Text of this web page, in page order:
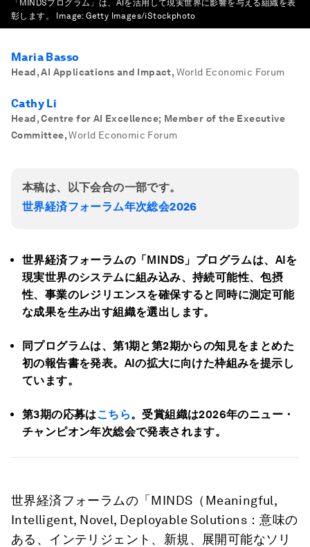
「MINDSプログラム」は、AIを活用して現実世界に影響を与える組織を表
彰します。
Image:Getty Images/iStockphoto
Maria Basso
Head, AI Applications and Impact, World Economic Forum
Cathy Li
Head, Centre for AI Excellence; Member of the Executive
Committee, World Economic Forum
本稿は、以下会合の一部です。
世界経済フォーラム年次総会2026
世界経済フォーラムの「MINDS 」プログラムは、AIを
現実世界のシステムに組み込み、持続可能性、包摂
性、事業のレジリエンスを確保すると同時に測定可能
な成果を生み出す組織を選出します。
同プログラムは、第1期と第2期からの知見をまとめた
初の報告書を発表。AIの拡大に向けた枠組みを提示し
ています。
第3期の応募はこちら。受賞組織は2026年のニュー・
チャンピオン年次総会で発表されます。
世界経済フォーラムの「MINDS（Meaningful,
Intelligent, Novel, Deployable Solutions：意味の
ある、インテリジェント、新規、展開可能なソリ